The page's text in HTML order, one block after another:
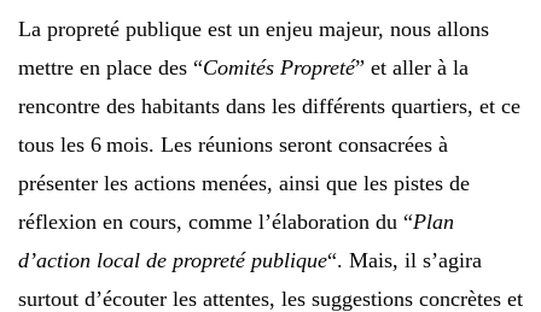
La propreté publique est un enjeu majeur, nous allons
mettre en place des “Comités Propreté” et aller à la
rencontre des habitants dans les différents quartiers, et ce
tous les 6 mois. Les réunions seront consacrées à
présenter les actions menées, ainsi que les pistes de
réflexion en cours, comme l’élaboration du “Plan
d’action local de propreté publique“. Mais, il s’agira
surtout d’écouter les attentes, les suggestions concrètes et